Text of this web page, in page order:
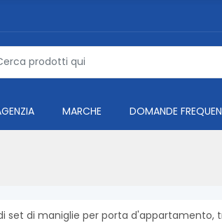
MARCHE DOMANDE
set di maniglie per porta d'appartamento,